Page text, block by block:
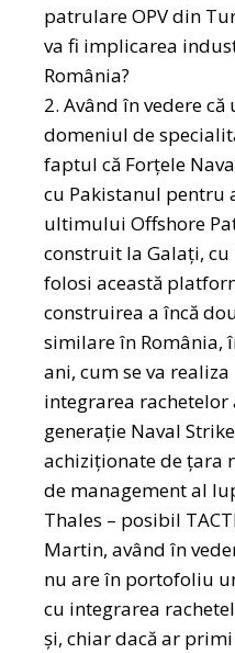
patrulare OPV din
va fi implicarea
România?
2. Având în vedere
domeniul de
faptul că Forțele
cu Pakistanul pentru
ultimului Offshore
construit la Galați,
folosi această
construirea a încă
similare în România,
ani, cum se va realiza
integrarea
generație Naval
achiziționate de țara
de management al
Thales – posibil
Martin, având în
nu are în portofoliu
cu integrarea
și, chiar dacă ar